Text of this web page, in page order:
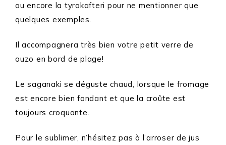
ou encore la tyrokafteri pour ne mentionner que
quelques exemples.
Il accompagnera très bien votre petit verre de
ouzo en bord de plage!
Le saganaki se déguste chaud, lorsque le fromage
est encore bien fondant et que la croûte est
toujours croquante.
Pour le sublimer, n’hésitez pas à l’arroser de jus